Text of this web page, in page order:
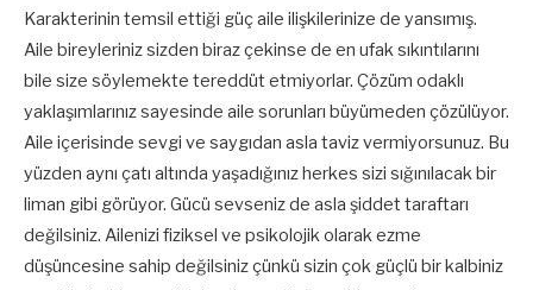
Karakterinin temsil ettiği güç aile ilişkilerinize de yansımış.
Aile bireyleriniz sizden biraz çekinse de en ufak sıkıntılarını
bile size söylemekte tereddüt etmiyorlar. Çözüm odaklı
yaklaşımlarınız sayesinde aile sorunları büyümeden çözülüyor.
Aile içerisinde sevgi ve saygıdan asla taviz vermiyorsunuz. Bu
yüzden aynı çatı altında yaşadığınız herkes sizi sığınılacak bir
liman gibi görüyor. Gücü sevseniz de asla şiddet taraftarı
değilsiniz. Ailenizi fiziksel ve psikolojik olarak ezme
düşüncesine sahip değilsiniz çünkü sizin çok güçlü bir kalbiniz